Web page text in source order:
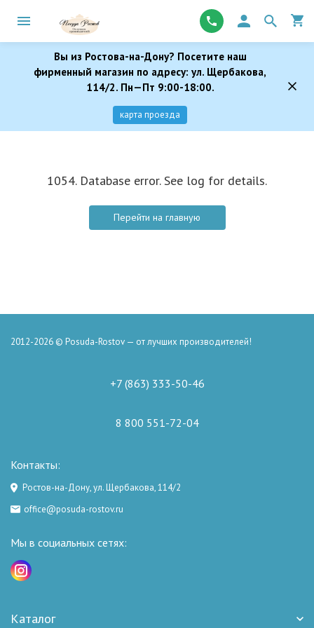
Вы из Ростова-на-Дону? Посетите наш
фирменный магазин по адресу: ул. Щербакова,
114/2. Пн—Пт 9:00-18:00.
карта проезда
1054. Database error. See log for details.
Перейти на главную
2012-2026 © Posuda-Rostov — от лучших производителей!
+7 (863) 333-50-46
8 800 551-72-04
Контакты:
Ростов-на-Дону, ул. Щербакова, 114/2
office@posuda-rostov.ru
Мы в социальных сетях:
Каталог